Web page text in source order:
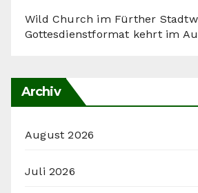
Wild Church im Fürther
Gottesdienstformat kehrt im
Archiv
August 2026
Juli 2026